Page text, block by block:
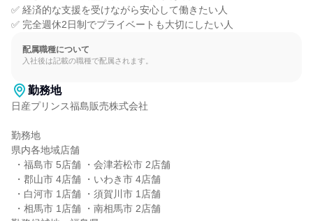
✅ 経済的な支援を受けながら安心して働きたい人
✅ 完全週休2日制でプライベートも大切にしたい人
配属職種について
入社後は記載の職種で配属されます。
勤務地
日産プリンス福島販売株式会社
勤務地
県内各地域店舗